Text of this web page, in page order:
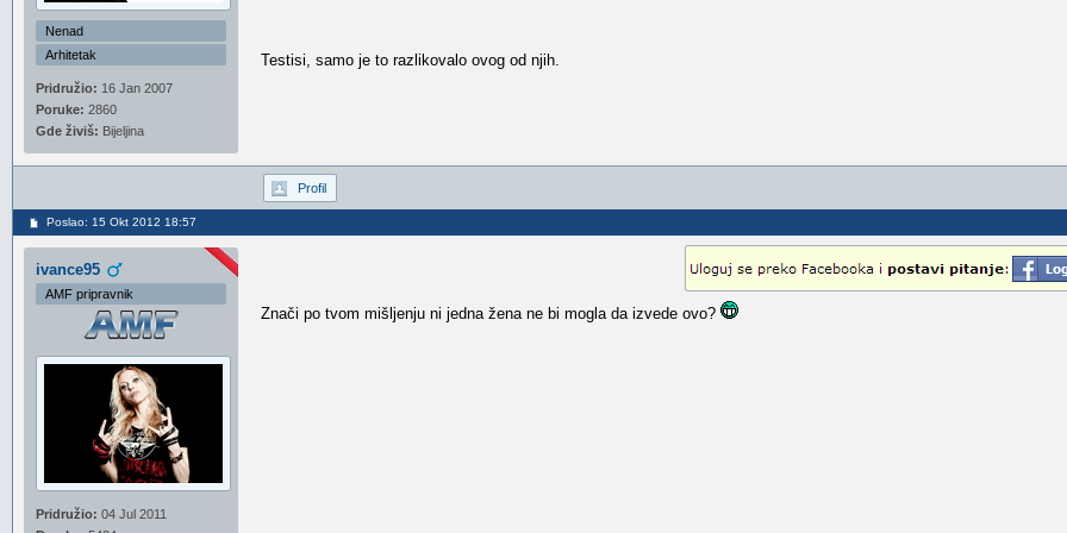
Nenad
Arhitetak
Pridružio: 16 Jan 2007
Poruke: 2860
Gde živiš: Bijeljina
Testisi, samo je to razlikovalo ovog od njih.
Profil
Poslao: 15 Okt 2012 18:57
ivance95
AMF pripravnik
Pridružio: 04 Jul 2011
Znači po tvom mišljenju ni jedna žena ne bi mogla da izvede ovo?